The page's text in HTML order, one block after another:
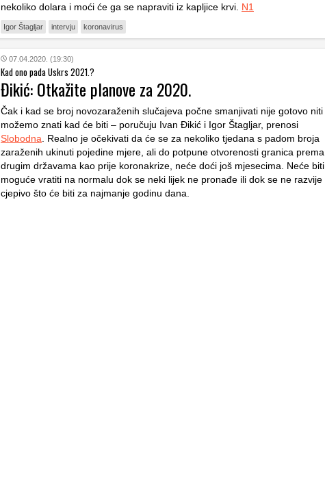
nekoliko dolara i moći će ga se napraviti iz kapljice krvi. N1
Igor Štagljar intervju koronavirus
07.04.2020. (19:30)
Kad ono pada Uskrs 2021.?
Đikić: Otkažite planove za 2020.
Čak i kad se broj novozaraženih slučajeva počne smanjivati nije gotovo niti
možemo znati kad će biti – poručuju Ivan Đikić i Igor Štagljar, prenosi
Slobodna . Realno je očekivati da će se za nekoliko tjedana s padom broja
zaraženih ukinuti pojedine mjere, ali do potpune otvorenosti granica prema
drugim državama kao prije koronakrize, neće doći još mjesecima. Neće biti
moguće vratiti na normalu dok se neki lijek ne pronađe ili dok se ne razvije
cjepivo što će biti za najmanje godinu dana.